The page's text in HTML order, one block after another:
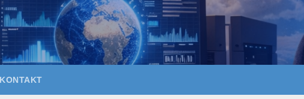
KONTAKT